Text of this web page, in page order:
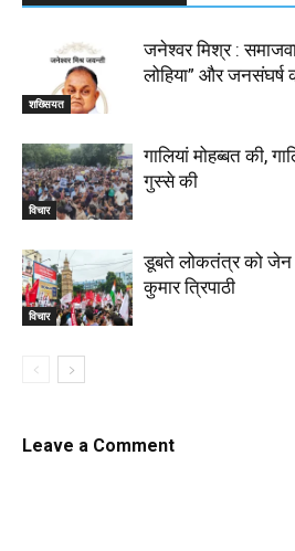
शख्सियत
जनेश्वर मिश्र :
लोहिया” और जनसंघर्ष
विचार
गालियां मोहब्बत की,
गुस्से की
विचार
डूबते लोकतंत्र को जेन
कुमार त्रिपाठी
Leave a Comment